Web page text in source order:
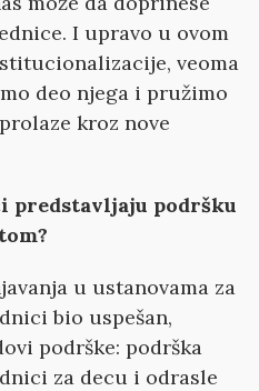
I upravo u ovom
veoma
deo njega i pružimo
kroz nove
predstavljaju podršku
u ustanovama za
bio uspešan,
podrške: podrška
za decu i odrasle